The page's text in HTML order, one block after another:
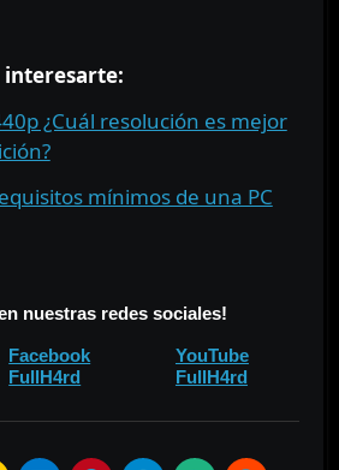
¿Cuál resolución es mejor
mínimos de una PC
nuestras redes sociales!
Facebook
FullH4rd
YouTube
FullH4rd